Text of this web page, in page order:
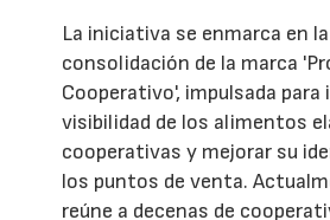
La iniciativa se enmarca en
consolidación de la marca
Cooperativo', impulsada
visibilidad de los alimentos
cooperativas y mejorar su
los puntos de venta.
reúne a decenas de